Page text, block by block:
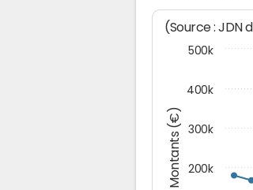
Montants (€)
(Source : JDN
200k
300k
400k
500k